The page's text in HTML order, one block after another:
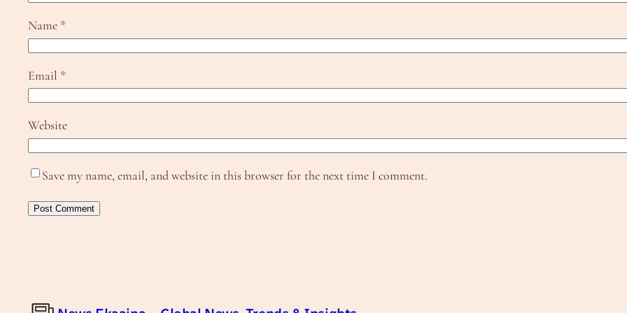
Name *
Email *
Website
Save my name, email, and website in this browser for the next time I comment.